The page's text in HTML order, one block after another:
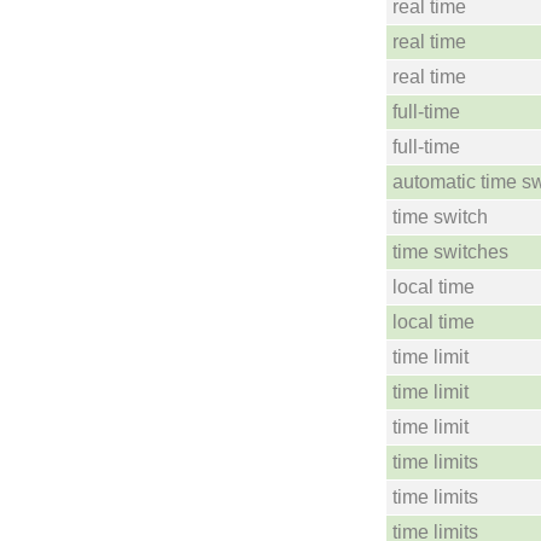
real time
real time
real time
full-time
full-time
automatic time
time switch
time switches
local time
local time
time limit
time limit
time limit
time limits
time limits
time limits